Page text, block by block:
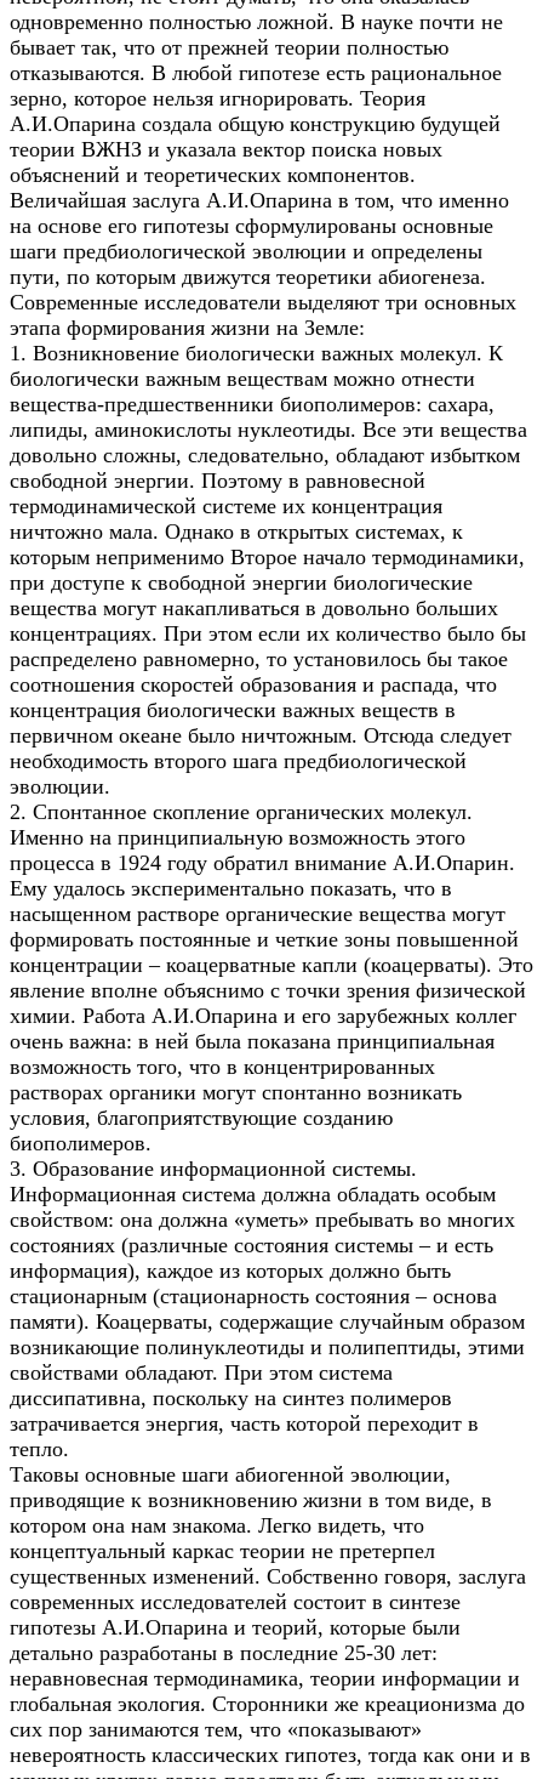
одновременно полностью ложной. В науке почти не
бывает так, что от прежней теории полностью
отказываются. В любой гипотезе есть рациональное
зерно, которое нельзя игнорировать. Теория
А.И.Опарина создала общую конструкцию будущей
теории ВЖНЗ и указала вектор поиска новых
объяснений и теоретических компонентов.
Величайшая заслуга А.И.Опарина в том, что именно
на основе его гипотезы сформулированы основные
шаги предбиологической эволюции и определены
пути, по которым движутся теоретики абиогенеза.
Современные исследователи выделяют три основных
этапа формирования жизни на Земле:
1. Возникновение биологически важных молекул. К
биологически важным веществам можно отнести
вещества-предшественники биополимеров: сахара,
липиды, аминокислоты нуклеотиды. Все эти вещества
довольно сложны, следовательно, обладают избытком
свободной энергии. Поэтому в равновесной
термодинамической системе их концентрация
ничтожно мала. Однако в открытых системах, к
которым неприменимо Второе начало термодинамики,
при доступе к свободной энергии биологические
вещества могут накапливаться в довольно больших
концентрациях. При этом если их количество было бы
распределено равномерно, то установилось бы такое
соотношения скоростей образования и распада, что
концентрация биологически важных веществ в
первичном океане было ничтожным. Отсюда следует
необходимость второго шага предбиологической
эволюции.
2. Спонтанное скопление органических молекул.
Именно на принципиальную возможность этого
процесса в 1924 году обратил внимание А.И.Опарин.
Ему удалось экспериментально показать, что в
насыщенном растворе органические вещества могут
формировать постоянные и четкие зоны повышенной
концентрации – коацерватные капли (коацерваты). Это
явление вполне объяснимо с точки зрения физической
химии. Работа А.И.Опарина и его зарубежных коллег
очень важна: в ней была показана принципиальная
возможность того, что в концентрированных
растворах органики могут спонтанно возникать
условия, благоприятствующие созданию
биополимеров.
3. Образование информационной системы.
Информационная система должна обладать особым
свойством: она должна «уметь» пребывать во многих
состояниях (различные состояния системы – и есть
информация), каждое из которых должно быть
стационарным (стационарность состояния – основа
памяти). Коацерваты, содержащие случайным образом
возникающие полинуклеотиды и полипептиды, этими
свойствами обладают. При этом система
диссипативна, поскольку на синтез полимеров
затрачивается энергия, часть которой переходит в
тепло.
Таковы основные шаги абиогенной эволюции,
приводящие к возникновению жизни в том виде, в
котором она нам знакома. Легко видеть, что
концептуальный каркас теории не претерпел
существенных изменений. Собственно говоря, заслуга
современных исследователей состоит в синтезе
гипотезы А.И.Опарина и теорий, которые были
детально разработаны в последние 25-30 лет:
неравновесная термодинамика, теории информации и
глобальная экология. Сторонники же креационизма до
сих пор занимаются тем, что «показывают»
невероятность классических гипотез, тогда как они и в